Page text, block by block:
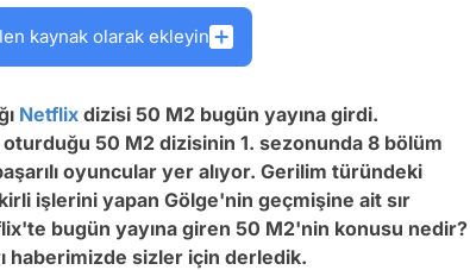
kaynak olarak ekleyin
Netflix dizisi 50 M2 bugün yayına girdi.
50 M2 dizisinin 1. sezonunda 8 bölüm
oyuncular yer alıyor. Gerilim türündeki
işlerini yapan Gölge'nin geçmişine ait sır
bugün yayına giren 50 M2'nin konusu nedir?
haberimizde sizler için derledik.